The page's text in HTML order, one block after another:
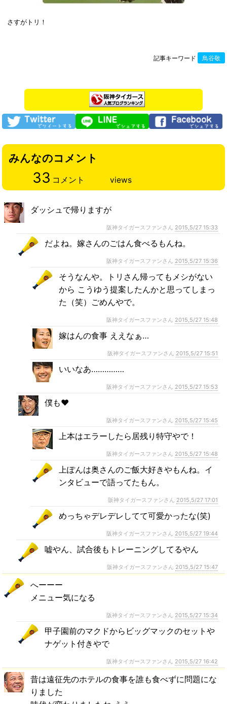
さすがトリ！
記事キーワード 鳥谷敬
みんなのコメント
33 コメント views
ダッシュで帰りますが
阪神タイガースファンさん 2015,5/27 15:33
だよね。嫁さんのごはん食べるもんね。
阪神タイガースファンさん 2015,5/27 15:36
そうなんや。トリさん帰ってもメシがない
から こうゆう提案したんかと思ってしまっ
た（笑）ごめんやで。
阪神タイガースファンさん 2015,5/27 15:48
嫁はんの食事 ええなぁ…
阪神タイガースファンさん 2015,5/27 15:51
いいなあ……………
阪神タイガースファンさん 2015,5/27 15:53
僕も❤︎
阪神タイガースファンさん 2015,5/27 15:45
上本はエラーしたら居残り特守やで！
阪神タイガースファンさん 2015,5/27 15:48
上ぽんは奥さんのご飯大好きやもんね。イ
ンタビューで語ってたもん。
阪神タイガースファンさん 2015,5/27 17:01
めっちゃデレデレしてて可愛かったな(笑)
阪神タイガースファンさん 2015,5/27 19:44
嘘やん、試合後もトレーニングしてるやん
阪神タイガースファンさん 2015,5/27 15:47
へーーー
メニュー気になる
阪神タイガースファンさん 2015,5/27 15:34
甲子園前のマクドからビッグマックのセットや
ナゲット付きやで
阪神タイガースファンさん 2015,5/27 16:42
昔は遠征先のホテルの食事を誰も食べずに問題にな
りました